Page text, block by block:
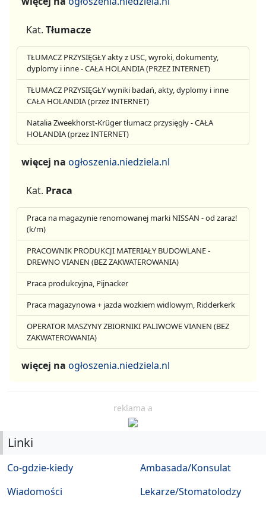
Kat. Tłumacze
TŁUMACZ PRZYSIĘGŁY akty z USC, wyroki, dokumenty,
dyplomy i inne - CAŁA HOLANDIA (PRZEZ INTERNET)
TŁUMACZ PRZYSIĘGŁY wyniki badań, akty, dyplomy i inne
CAŁA HOLANDIA (przez INTERNET)
Natalia Zweekhorst-Krüger tłumacz przysięgły - CAŁA
HOLANDIA (przez INTERNET)
więcej na ogłoszenia.niedziela.nl
Kat. Praca
Praca na magazynie renomowanej marki NISSAN - od zaraz!
(k/m)
PRACOWNIK PRODUKCJI MATERIAŁY BUDOWLANE -
DREWNO VIANEN (BEZ ZAKWATEROWANIA)
Praca produkcyjna, Pijnacker
Praca magazynowa + jazda wozkiem widlowym, Ridderkerk
OPERATOR MASZYNY ZBIORNIKI PALIWOWE VIANEN (BEZ
ZAKWATEROWANIA)
więcej na ogłoszenia.niedziela.nl
reklama a
Linki
Co-gdzie-kiedy
Wiadomości
Ambasada/Konsulat
Lekarze/Stomatolodzy